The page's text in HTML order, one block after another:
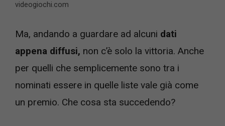
videogiochi.com
Ma, andando a guardare ad alcuni dati
appena diffusi, non c’è solo la vittoria. Anche
per quelli che semplicemente sono tra i
nominati essere in quelle liste vale già come
un premio. Che cosa sta succedendo?